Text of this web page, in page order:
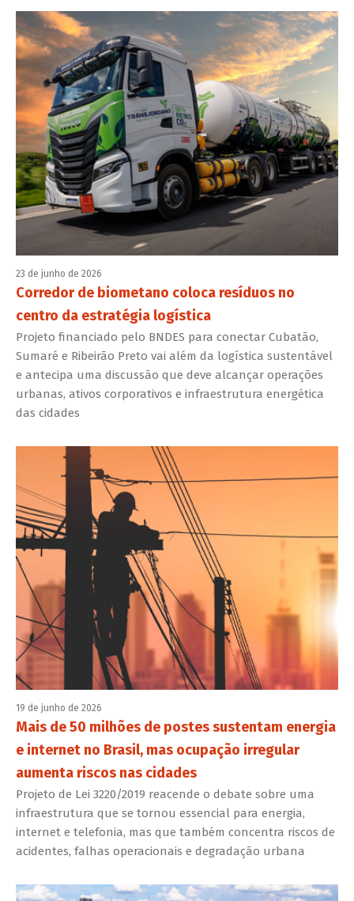
23 de junho de 2026
Corredor de biometano coloca resíduos no
centro da estratégia logística
Projeto financiado pelo BNDES para conectar Cubatão,
Sumaré e Ribeirão Preto vai além da logística sustentável
e antecipa uma discussão que deve alcançar operações
urbanas, ativos corporativos e infraestrutura energética
das cidades
19 de junho de 2026
Mais de 50 milhões de postes sustentam energia
e internet no Brasil, mas ocupação irregular
aumenta riscos nas cidades
Projeto de Lei 3220/2019 reacende o debate sobre uma
infraestrutura que se tornou essencial para energia,
internet e telefonia, mas que também concentra riscos de
acidentes, falhas operacionais e degradação urbana